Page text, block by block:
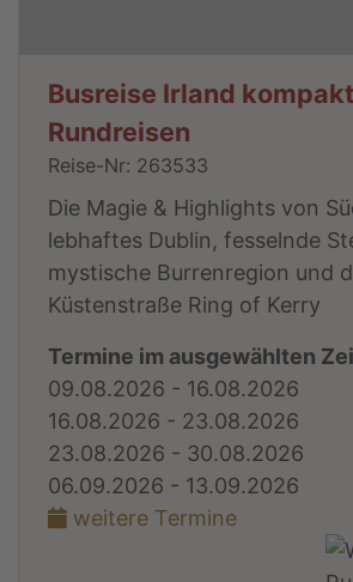
Busreise Irland
Rundreisen
Reise-Nr: 263533
Die Magie & Highlights von
lebhaftes Dublin, fesselnde
mystische Burrenregion und
Küstenstraße Ring of Kerry
Termine im ausgewählten
09.08.2026 - 16.08.2026
16.08.2026 - 23.08.2026
23.08.2026 - 30.08.2026
06.09.2026 - 13.09.2026
weitere Termine